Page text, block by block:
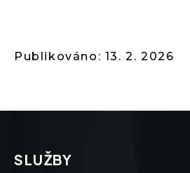
Publikováno: 13. 2. 2026
SLUŽBY